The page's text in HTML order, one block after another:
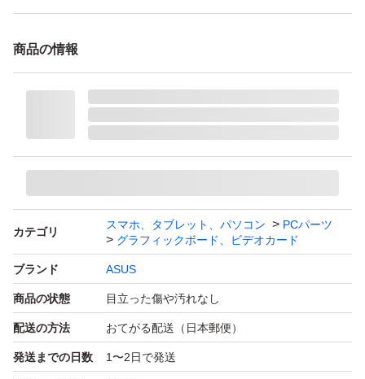
GB GDDR6 OC Edition］
メモリ規格：GDDR6
冷却ファン：空冷（デュアルファン）
幅（長さ）：203.0 mm
商品の情報
カテゴリ
スマホ、タブレット、パソコン
PCパーツ
グラフィックボード、ビデオカード
ブランド ASUS
商品の状態 目立った傷や汚れなし
配送の方法 おてがる配送（日本郵便）
発送までの日数 1〜2日で発送